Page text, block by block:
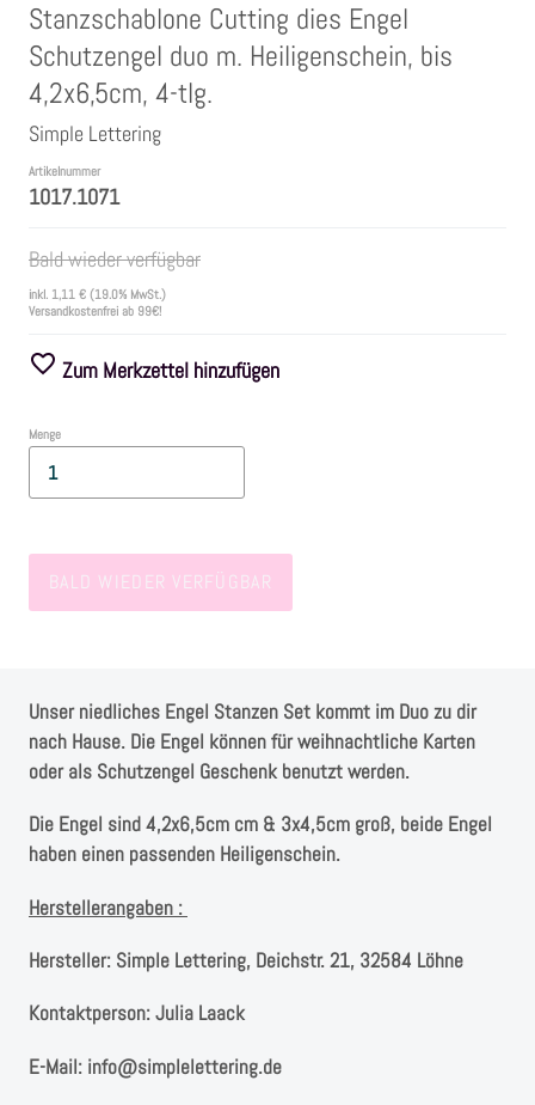
Bänder & Garn
Siegelwachs /Papierschöpfen
Farben
Zubehör
Frühling/Ostern
Maritim/Sommer
Weihnachten
SALE
Stanzschablone Cutting dies Engel
Schutzengel duo m. Heiligenschein, bis
4,2x6,5cm, 4-tlg.
Simple Lettering
Artikelnummer
1017.1071
Bald wieder verfügbar
inkl. 1,11 € (19.0% MwSt.)
Versandkostenfrei ab 99€!
Zum Merkzettel hinzufügen
Menge
BALD WIEDER VERFÜGBAR
Unser niedliches Engel Stanzen Set kommt im Duo zu dir
nach Hause. Die Engel können für weihnachtliche Karten
oder als Schutzengel Geschenk benutzt werden.
Die Engel sind 4,2x6,5cm cm & 3x4,5cm groß, beide Engel
haben einen passenden Heiligenschein.
Herstellerangaben :
Hersteller: Simple Lettering, Deichstr. 21, 32584 Löhne
Kontaktperson:Julia Laack
E-Mail: info@simplelettering.de